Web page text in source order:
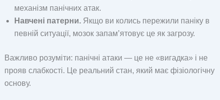
механізм панічних атак.
Навчені патерни.Якщо ви колись пережили паніку в
певній ситуації, мозок запам’ятовує це як загрозу.
Важливо розуміти: панічні атаки — це не «вигадка» і не
прояв слабкості. Це реальний стан, який має фізіологічну
основу.